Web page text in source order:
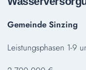
Gemeinde Sinzing
Leistungsphasen 1-9